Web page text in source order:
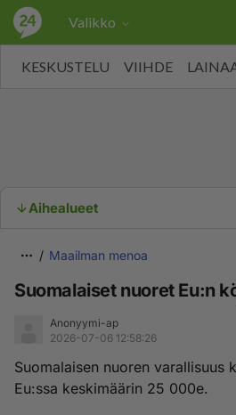
Valikko
KESKUSTELU VIIHDE
Aihealueet
Maailman menoa
Suomalaiset nuoret Eu:n
Anonyymi-ap
2026-07-06 12:58:26
Suomalaisen nuoren varallisuus
Eu:ssa keskimäärin 25 000e.